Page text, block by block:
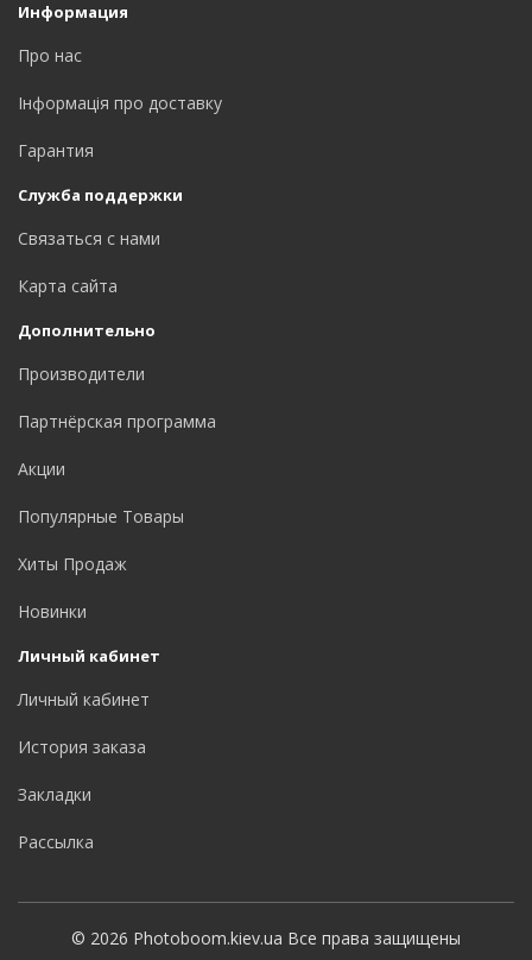
Информация
Про нас
Інформація про доставку
Гарантия
Служба поддержки
Связаться с нами
Карта сайта
Дополнительно
Производители
Партнёрская программа
Акции
Популярные Товары
Хиты Продаж
Новинки
Личный кабинет
Личный кабинет
История заказа
Закладки
Рассылка
© 2026 Photoboom.kiev.ua Все права защищены